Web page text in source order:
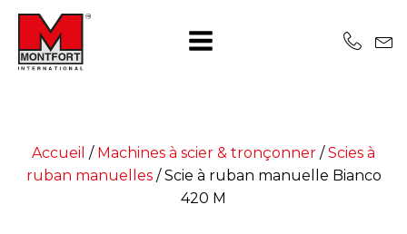
Accueil / Machines à scier & tronçonner /Scies à
ruban manuelles/Scie à ruban manuelle Bianco
420 M